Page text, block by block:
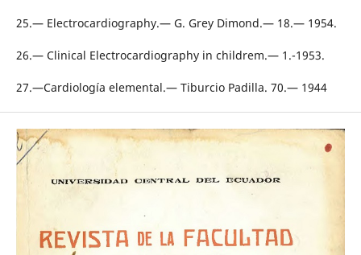
25.— Electrocardiography.— G. Grey Dimond.— 18.— 1954.
26.— Clinical Electrocardiography in childrem.— 1.-1953.
27.—Cardiología elemental.— Tiburcio Padilla. 70.— 1944